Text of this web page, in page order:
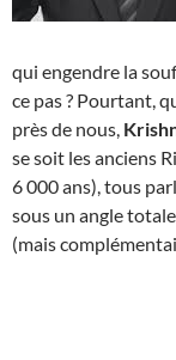
qui engendre la
ce pas ? Pourtant,
près de nous,
se soit les anciens
6 000 ans), tous
sous un angle
(mais